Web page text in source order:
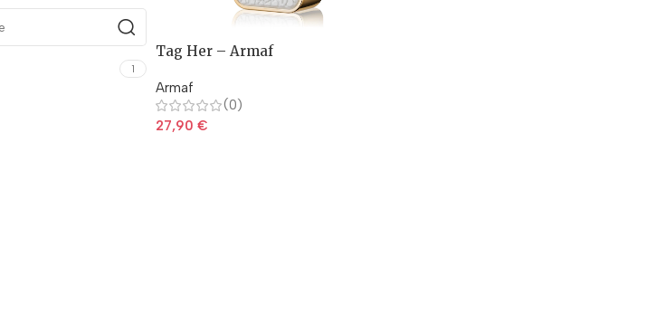
1
Tag Her – Armaf
Armaf
(0)
27,90 €